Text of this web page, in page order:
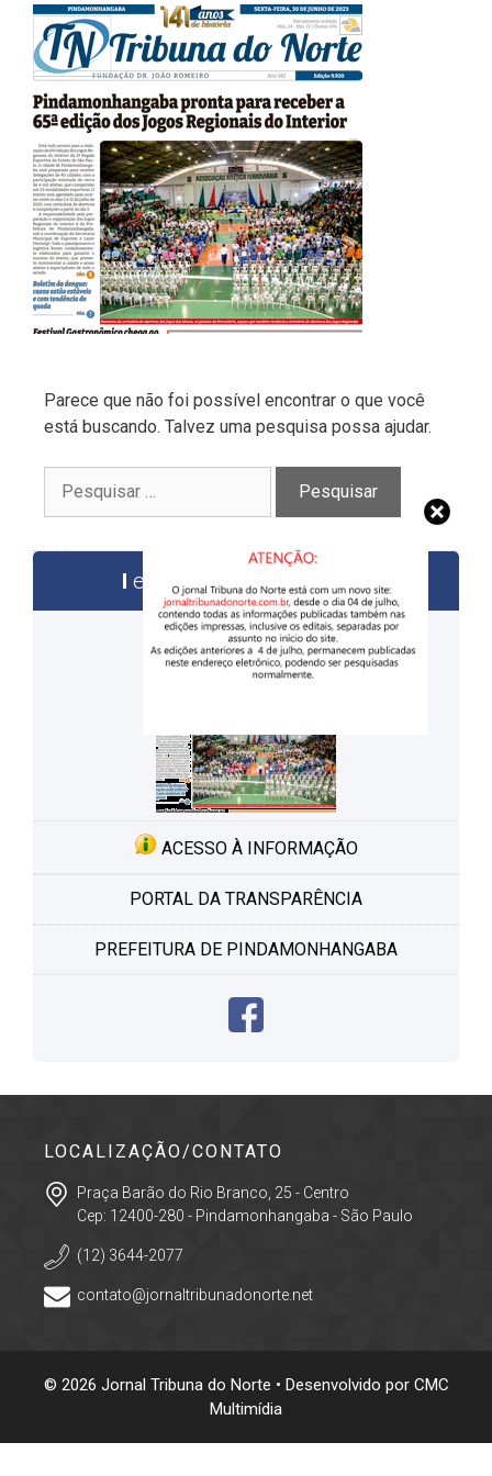
Parece que não foi possível encontrar o que você
está buscando. Talvez uma pesquisa possa ajudar.
por:
edições anteriores
ACESSO À INFORMAÇÃO
PORTAL DA TRANSPARÊNCIA
PREFEITURA DE PINDAMONHANGABA
LOCALIZAÇÃO/CONTATO
Praça Barão do Rio Branco, 25 - Centro
Cep: 12400-280 - Pindamonhangaba - São Paulo
(12) 3644-2077
contato@jornaltribunadonorte.net
© 2026 Jornal Tribuna do Norte • Desenvolvido por CMC
Multimídia